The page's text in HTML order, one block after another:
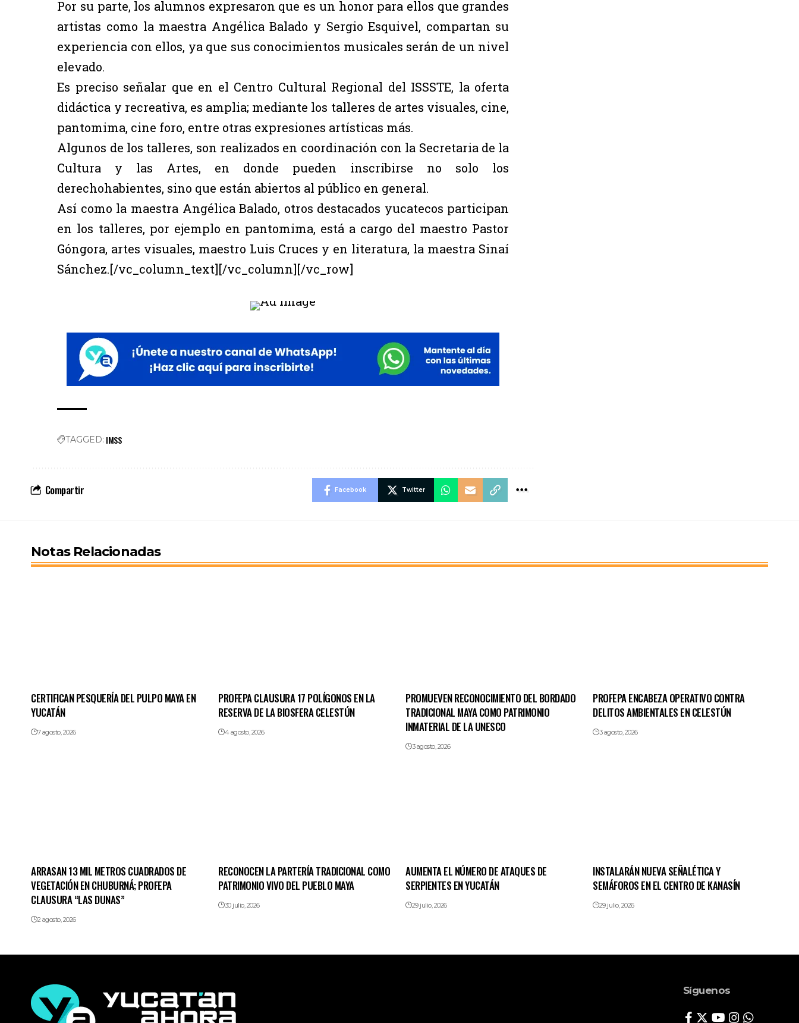
Por su parte, los alumnos expresaron que es un honor para ellos que grandes
artistas como la maestra Angélica Balado y Sergio Esquivel, compartan su
experiencia con ellos, ya que sus conocimientos musicales serán de un nivel
elevado.
Es preciso señalar que en el Centro Cultural Regional del ISSSTE, la oferta
didáctica y recreativa, es amplia; mediante los talleres de artes visuales, cine,
pantomima, cine foro, entre otras expresiones artísticas más.
Algunos de los talleres, son realizados en coordinación con la Secretaria de la
Cultura y las Artes, en donde pueden inscribirse no solo los
derechohabientes, sino que están abiertos al público en general.
Así como la maestra Angélica Balado, otros destacados yucatecos participan
en los talleres, por ejemplo en pantomima, está a cargo del maestro Pastor
Góngora, artes visuales, maestro Luis Cruces y en literatura, la maestra Sinaí
Sánchez.[/vc_column_text][/vc_column][/vc_row]
TAGGED: IMSS
Compartir Facebook Twitter
Notas Relacionadas
CERTIFICAN PESQUERÍA DEL PULPO MAYA EN
YUCATÁN
7 agosto, 2026
PROFEPA CLAUSURA 17 POLÍGONOS EN LA
RESERVA DE LA BIOSFERA CELESTÚN
4 agosto, 2026
PROMUEVEN RECONOCIMIENTO DEL BORDADO
TRADICIONAL MAYA COMO PATRIMONIO
INMATERIAL DE LA UNESCO
3 agosto, 2026
PROFEPA ENCABEZA OPERATIVO CONTRA
DELITOS AMBIENTALES EN CELESTÚN
3 agosto, 2026
ARRASAN 13 MIL METROS CUADRADOS DE
VEGETACIÓN EN CHUBURNÁ; PROFEPA
CLAUSURA “LAS DUNAS”
2 agosto, 2026
RECONOCEN LA PARTERÍA TRADICIONAL COMO
PATRIMONIO VIVO DEL PUEBLO MAYA
30 julio, 2026
AUMENTA EL NÚMERO DE ATAQUES DE
SERPIENTES EN YUCATÁN
29 julio, 2026
INSTALARÁN NUEVA SEÑALÉTICA Y
SEMÁFOROS EN EL CENTRO DE KANASÍN
29 julio, 2026
Síguenos